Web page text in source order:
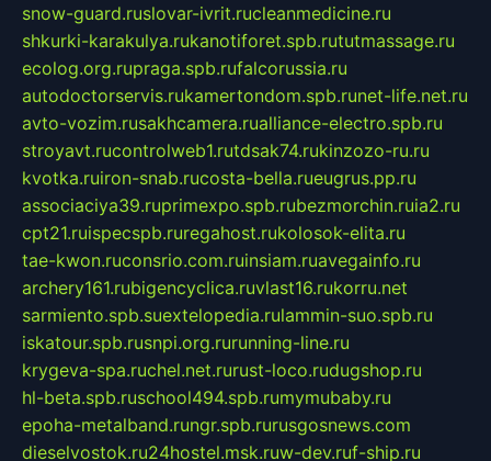
snow-guard.ruslovar-ivrit.rucleanmedicine.ru
shkurki-karakulya.rukanotiforet.spb.rututmassage.ru
ecolog.org.rupraga.spb.rufalcorussia.ru
autodoctorservis.rukamertondom.spb.runet-life.net.ru
avto-vozim.rusakhcamera.rualliance-electro.spb.ru
stroyavt.rucontrolweb1.rutdsak74.rukinzozo-ru.ru
kvotka.ruiron-snab.rucosta-bella.rueugrus.pp.ru
associaciya39.ruprimexpo.spb.rubezmorchin.ruia2.ru
cpt21.ruispecspb.ruregahost.rukolosok-elita.ru
tae-kwon.ruconsrio.com.ruinsiam.ruavegainfo.ru
archery161.rubigencyclica.ruvlast16.rukorru.net
sarmiento.spb.suextelopedia.rulammin-suo.spb.ru
iskatour.spb.rusnpi.org.rurunning-line.ru
krygeva-spa.ruchel.net.rurust-loco.rudugshop.ru
hl-beta.spb.ruschool494.spb.rumymubaby.ru
epoha-metalband.rungr.spb.rurusgosnews.com
dieselvostok.ru24hostel.msk.ruw-dev.ruf-ship.ru